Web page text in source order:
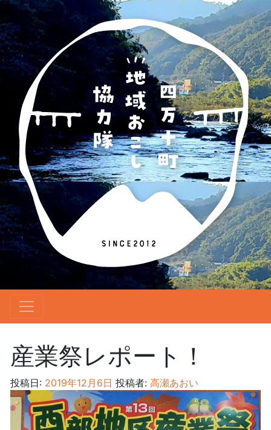
産業祭レポート！
投稿日: 2019年12月6日 投稿者: 高瀬あおい